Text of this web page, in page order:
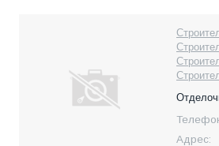
Адрес: